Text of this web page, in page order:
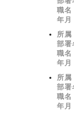
職名
年月
所属
部署
職名
年月
所属
部署
職名
年月